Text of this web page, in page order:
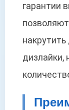
гарантии
дизлайки,